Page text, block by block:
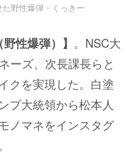
野性爆弾・くっきー
（野性爆弾）】 。NSC大
ーズ、次長課長らと
クを実現した。白塗
プ大統領から松本人
ノマネをインスタグ